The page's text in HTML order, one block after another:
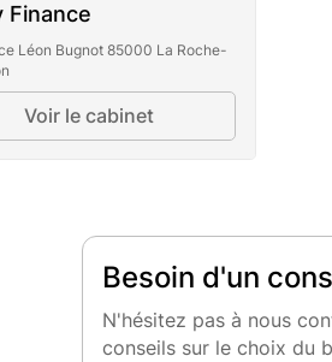
Finance
Léon Bugnot 85000 La Roche-
Voir le cabinet
Besoin d'un
N'hésitez pas à nous
conseils sur le choix du